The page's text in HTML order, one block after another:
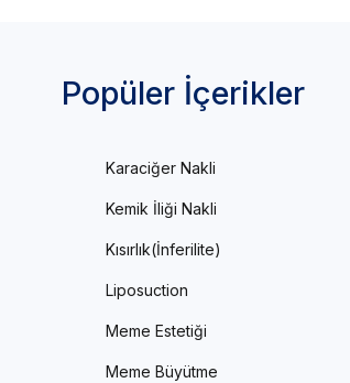
Popüler İçerikler
Karaciğer Nakli
Kemik İliği Nakli
Kısırlık(İnferilite)
Liposuction
Meme Estetiği
Meme Büyütme